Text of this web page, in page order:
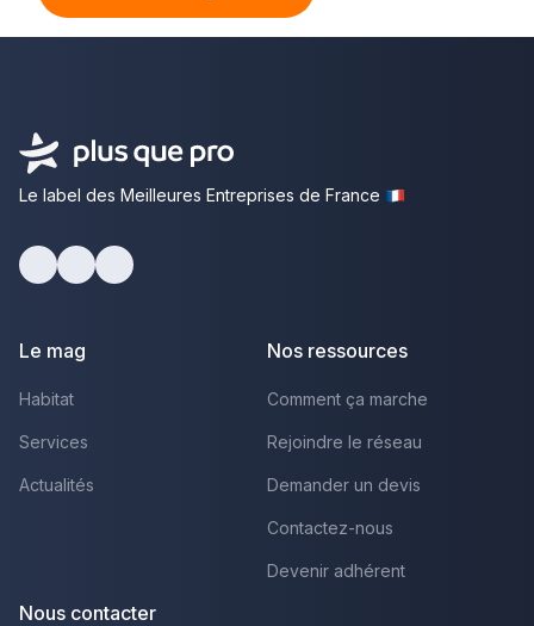
Le label des Meilleures Entreprises de France
Le mag
Habitat
Services
Actualités
Nos ressources
Comment ça marche
Rejoindre le réseau
Demander un devis
Contactez-nous
Devenir adhérent
Nous contacter